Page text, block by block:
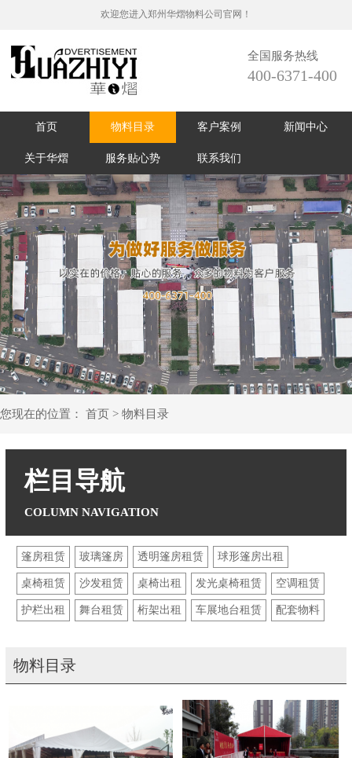
欢迎您进入郑州华熠物料公司官网！
全国服务热线
400-6371-400
首页 物料目录 客户案例 新闻中心
关于华熠 服务贴心势 联系我们
您现在的位置： 首页 > 物料目录
栏目导航
篷房租赁 玻璃篷房 透明篷房租赁 球形篷房出租
桌椅租赁 沙发租赁 桌椅出租 发光桌椅租赁 空调租赁
护栏出租 舞台租赁 桁架出租 车展地台租赁 配套物料
物料目录